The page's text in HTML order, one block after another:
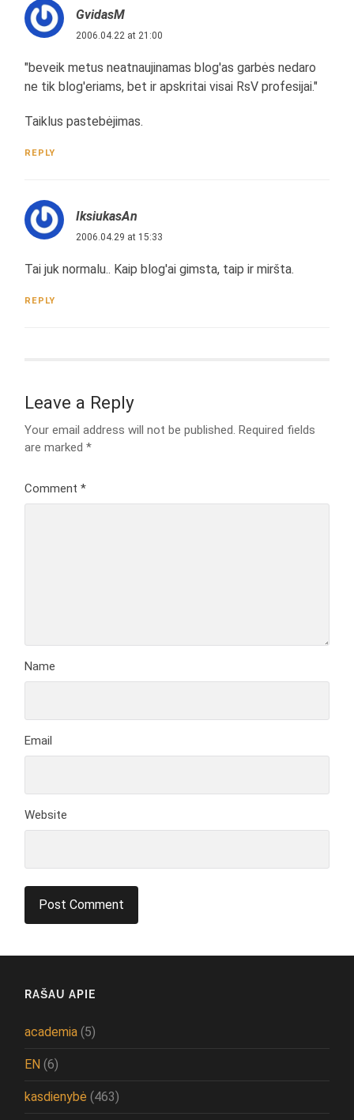
GvidasM
2006.04.22 at 21:00
"beveik metus neatnaujinamas blog'as garbės nedaro
ne tik blog'eriams, bet ir apskritai visai RsV profesijai."
Taiklus pastebėjimas.
REPLY
IksiukasAn
2006.04.29 at 15:33
Tai juk normalu.. Kaip blog'ai gimsta, taip ir miršta.
REPLY
Leave a Reply
Your email address will not be published. Required fields
are marked*
Comment*
Name
Email
Website
RAŠAU APIE
academia (5)
EN (6)
kasdienybė (463)